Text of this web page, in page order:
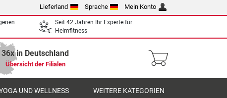
Lieferland Sprache Mein Konto
Seit 42 Jahren Ihr Experte für
Heimfitness
36x in Deutschland
Übersicht der Filialen
UND WELLNESS WEITERE KATEGORIEN